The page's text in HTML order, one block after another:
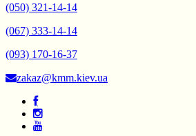
(050) 321-14-14
(067) 333-14-14
(093) 170-16-37
zakaz@kmm.kiev.ua